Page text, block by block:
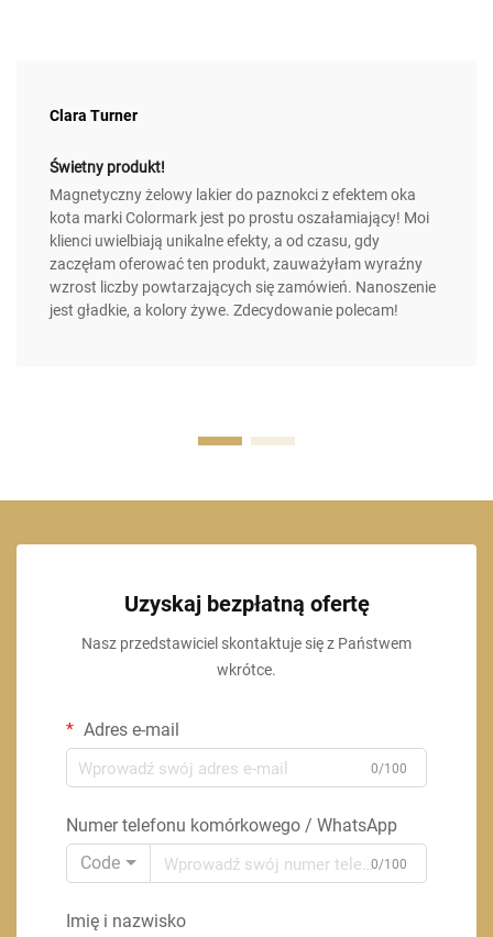
Clara Turner
Świetny produkt!
Magnetyczny żelowy lakier do paznokci z efektem oka
kota marki Colormark jest po prostu oszałamiający! Moi
klienci uwielbiają unikalne efekty, a od czasu, gdy
zaczęłam oferować ten produkt, zauważyłam wyraźny
wzrost liczby powtarzających się zamówień. Nanoszenie
jest gładkie, a kolory żywe. Zdecydowanie polecam!
Uzyskaj bezpłatną ofertę
Nasz przedstawiciel skontaktuje się z Państwem
wkrótce.
Adres e-mail
0/100
Numer telefonu komórkowego / WhatsApp
Code
0/100
Imię i nazwisko